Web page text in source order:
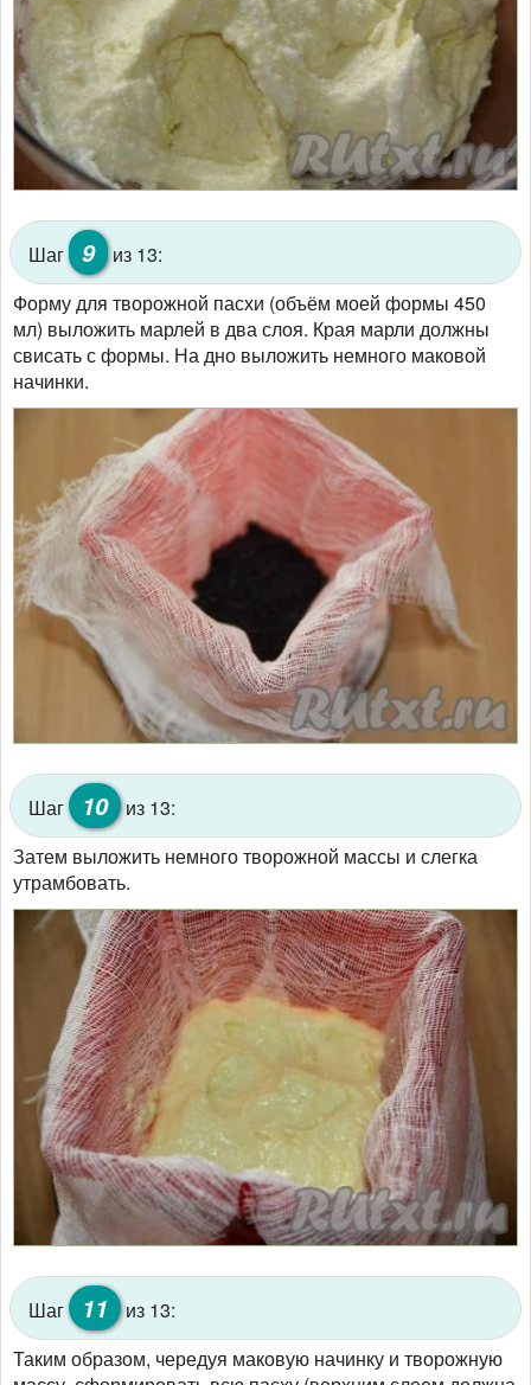
Шаг 9
из 13:
Форму для творожной пасхи (объём моей формы 450
мл) выложить марлей в два слоя. Края марли должны
свисать с формы. На дно выложить немного маковой
начинки.
Шаг 10 из 13:
Затем выложить немного творожной массы и слегка
утрамбовать.
Шаг 11 из 13:
Таким образом, чередуя маковую начинку и творожную